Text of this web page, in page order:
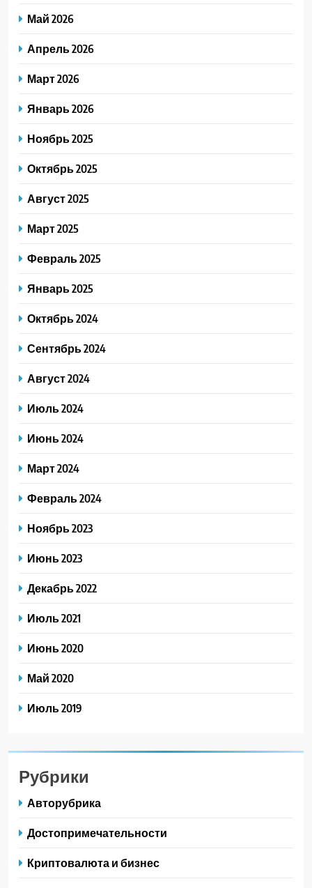
Май 2026
Апрель 2026
Март 2026
Январь 2026
Ноябрь 2025
Октябрь 2025
Август 2025
Март 2025
Февраль 2025
Январь 2025
Октябрь 2024
Сентябрь 2024
Август 2024
Июль 2024
Июнь 2024
Март 2024
Февраль 2024
Ноябрь 2023
Июнь 2023
Декабрь 2022
Июль 2021
Июнь 2020
Май 2020
Июль 2019
Рубрики
Авторубрика
Достопримечательности
Криптовалюта и бизнес